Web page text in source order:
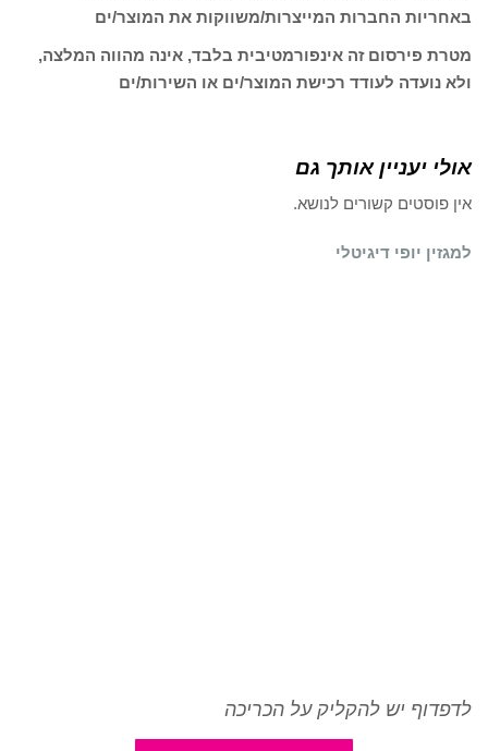
באחריות החברות המייצרות/משווקות את המוצר/ים
מטרת פירסום זה אינפורמטיבית בלבד, אינה מהווה המלצה,
ולא נועדה לעודד רכישת המוצר/ים או השירות/ים
אולי יעניין אותך גם
אין פוסטים קשורים לנושא.
למגזין יופי דיגיטלי
לדפדוף יש להקליק על הכריכה